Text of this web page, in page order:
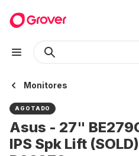
Monitores
AGOTADO
Asus - 27"
IPS Spk Lift